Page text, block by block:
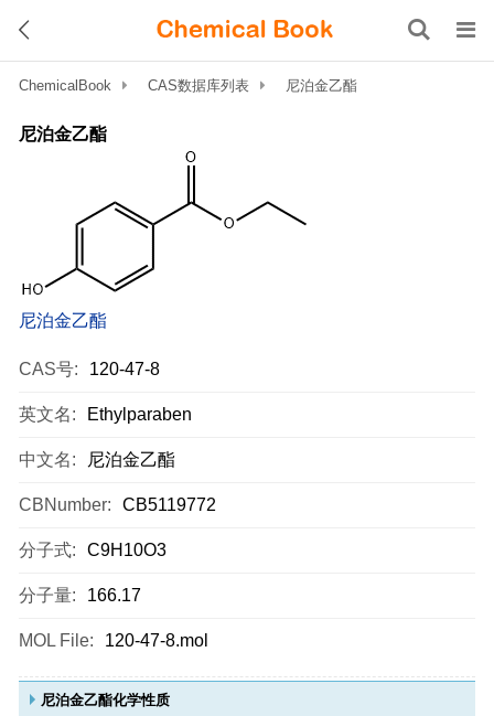
ChemicalBook CAS数据库列表 尼泊金乙酯
尼泊金乙酯
尼泊金乙酯
CAS号: 120-47-8
英文名: Ethylparaben
中文名: 尼泊金乙酯
CBNumber: CB5119772
分子式: C9H10O3
分子量: 166.17
MOL File: 120-47-8.mol
尼泊金乙酯化学性质